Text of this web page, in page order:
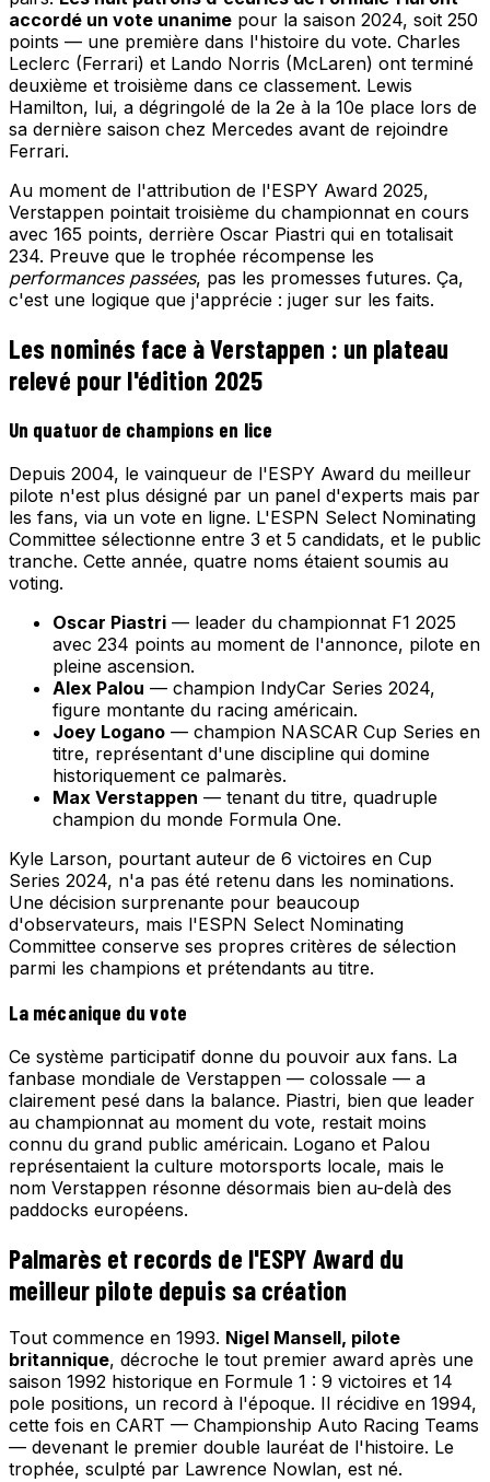
accordé un vote unanime pour la saison 2024, soit 250
points — une première dans l'histoire du vote. Charles
Leclerc (Ferrari) et Lando Norris (McLaren) ont terminé
deuxième et troisième dans ce classement. Lewis
Hamilton, lui, a dégringolé de la 2e à la 10e place lors de
sa dernière saison chez Mercedes avant de rejoindre
Ferrari.
Au moment de l'attribution de l'ESPY Award 2025,
Verstappen pointait troisième du championnat en cours
avec 165 points, derrière Oscar Piastri qui en totalisait
234. Preuve que le trophée récompense les
performances passées, pas les promesses futures. Ça,
c'est une logique que j'apprécie : juger sur les faits.
Les nominés face à Verstappen : un plateau
relevé pour l'édition 2025
Un quatuor de champions en lice
Depuis 2004, le vainqueur de l'ESPY Award du meilleur
pilote n'est plus désigné par un panel d'experts mais par
les fans, via un vote en ligne. L'ESPN Select Nominating
Committee sélectionne entre 3 et 5 candidats, et le public
tranche. Cette année, quatre noms étaient soumis au
voting.
Oscar Piastri — leader du championnat F1 2025
avec 234 points au moment de l'annonce, pilote en
pleine ascension.
Alex Palou — champion IndyCar Series 2024,
figure montante du racing américain.
Joey Logano — champion NASCAR Cup Series en
titre, représentant d'une discipline qui domine
historiquement ce palmarès.
Max Verstappen — tenant du titre, quadruple
champion du monde Formula One.
Kyle Larson, pourtant auteur de 6 victoires en Cup
Series 2024, n'a pas été retenu dans les nominations.
Une décision surprenante pour beaucoup
d'observateurs, mais l'ESPN Select Nominating
Committee conserve ses propres critères de sélection
parmi les champions et prétendants au titre.
La mécanique du vote
Ce système participatif donne du pouvoir aux fans. La
fanbase mondiale de Verstappen — colossale — a
clairement pesé dans la balance. Piastri, bien que leader
au championnat au moment du vote, restait moins
connu du grand public américain. Logano et Palou
représentaient la culture motorsports locale, mais le
nom Verstappen résonne désormais bien au-delà des
paddocks européens.
Palmarès et records de l'ESPY Award du
meilleur pilote depuis sa création
Tout commence en 1993. Nigel Mansell, pilote
britannique, décroche le tout premier award après une
saison 1992 historique en Formule 1 : 9 victoires et 14
pole positions, un record à l'époque. Il récidive en 1994,
cette fois en CART — Championship Auto Racing Teams
— devenant le premier double lauréat de l'histoire. Le
trophée, sculpté par Lawrence Nowlan, est né.